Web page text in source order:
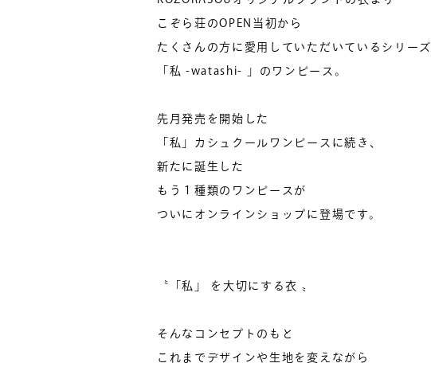
こぞら荘のOPEN当初から
たくさんの方に愛用していただいているシリーズ
「私 -watashi- 」のワンピース。
先月発売を開始した
「私」カシュクールワンピースに続き、
新たに誕生した
もう１種類のワンピースが
ついにオンラインショップに登場です。
〝「私」 を大切にする衣 〟
そんなコンセプトのもと
これまでデザインや生地を変えながら